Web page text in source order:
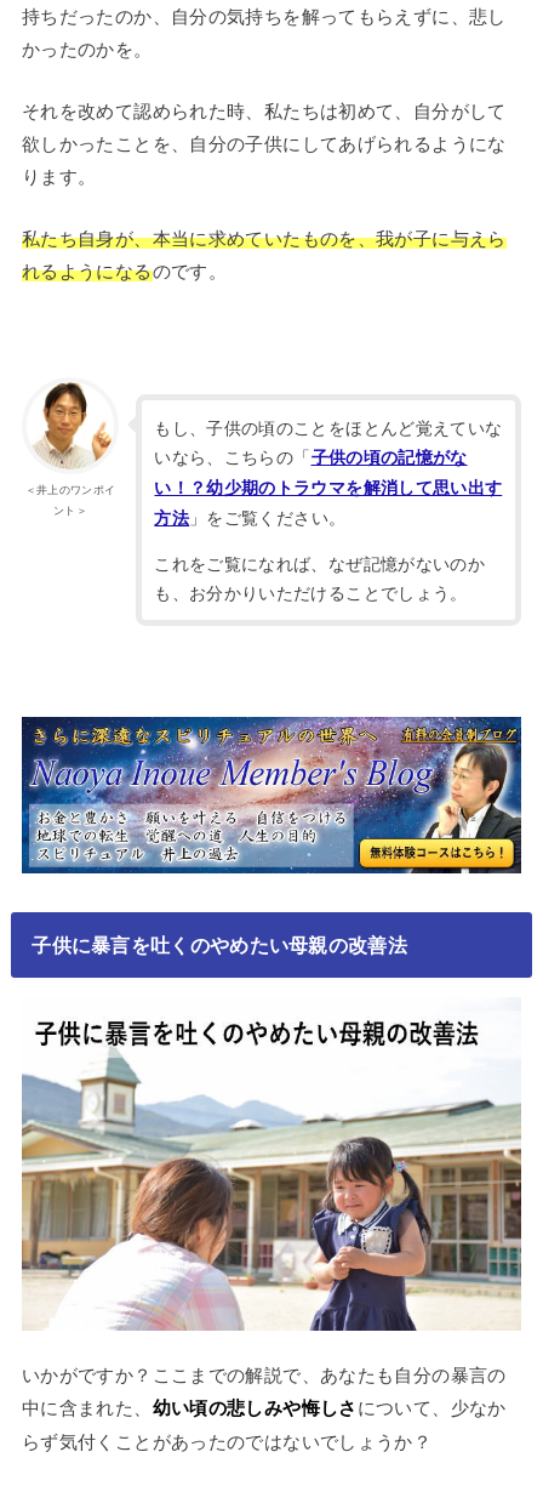
持ちだったのか、自分の気持ちを解ってもらえずに、悲し
かったのかを。
それを改めて認められた時、私たちは初めて、自分がして
欲しかったことを、自分の子供にしてあげられるようにな
ります。
私たち自身が、本当に求めていたものを、我が子に与えら
れるようになるのです。
＜井上のワンポイ
ント＞
もし、子供の頃のことをほとんど覚えていな
いなら、こちらの「子供の頃の記憶がな
い！？幼少期のトラウマを解消して思い出す
方法 」をご覧ください。
これをご覧になれば、なぜ記憶がないのか
も、お分かりいただけることでしょう。
子供に暴言を吐くのやめたい母親の改善法
いかがですか？ここまでの解説で、あなたも自分の暴言の
中に含まれた、 幼い頃の悲しみや悔しさについて、少なか
らず気付くことがあったのではないでしょうか？